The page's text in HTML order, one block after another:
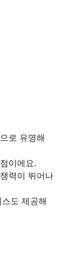
로 유명해
이에요.
력이 뛰어나
도 제공해